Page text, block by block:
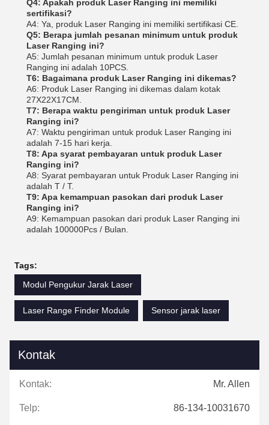
Q4: Apakah produk Laser Ranging ini memiliki
sertifikasi?
A4: Ya, produk Laser Ranging ini memiliki sertifikasi CE.
Q5: Berapa jumlah pesanan minimum untuk produk
Laser Ranging ini?
A5: Jumlah pesanan minimum untuk produk Laser
Ranging ini adalah 10PCS.
T6: Bagaimana produk Laser Ranging ini dikemas?
A6: Produk Laser Ranging ini dikemas dalam kotak
27X22X17CM.
T7: Berapa waktu pengiriman untuk produk Laser
Ranging ini?
A7: Waktu pengiriman untuk produk Laser Ranging ini
adalah 7-15 hari kerja.
T8: Apa syarat pembayaran untuk produk Laser
Ranging ini?
A8: Syarat pembayaran untuk Produk Laser Ranging ini
adalah T / T.
T9: Apa kemampuan pasokan dari produk Laser
Ranging ini?
A9: Kemampuan pasokan dari produk Laser Ranging ini
adalah 100000Pcs / Bulan.
Tags:
Modul Pengukur Jarak Laser
Laser Range Finder Module Sensor jarak laser
Kontak
Kontak: Mr. Allen
Telp: 86-134-10031670